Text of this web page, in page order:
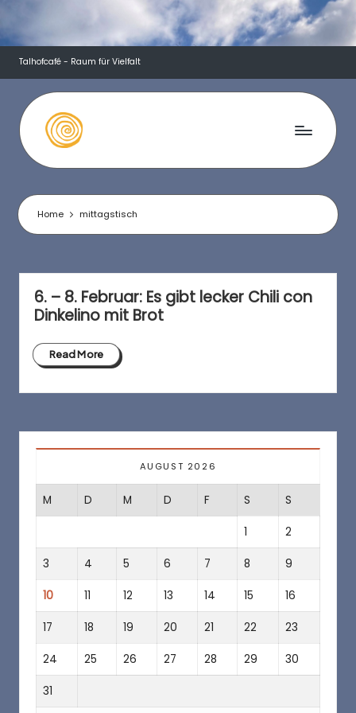
Skip
Talhofcafé - Raum für Vielfalt
T
a
l
h
o
f
c
a
f
Home mittagstisch
6. – 8. Februar: Es gibt lecker Chili con
Dinkelino mit Brot
Read More
AUGUST 2026
M D M D F S S
1 2
3 4 5 6 7 8 9
10 11 12 13 14 15 16
17 18 19 20 21 22 23
24 25 26 27 28 29 30
31